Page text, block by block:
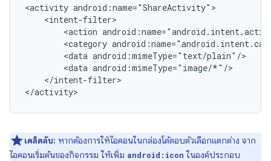
<activity
<action
<category
<data
<data
</intent-filter>
</activity>
เคล็ดลับ: หากต้องการให้ไอคอนในกล่องโต้ตอบตัวเลือกแตกต่าง จาก
ไอคอนเริ่มต้นของกิจกรรม ให้เพิ่ม android:icon ในองค์ประกอบ